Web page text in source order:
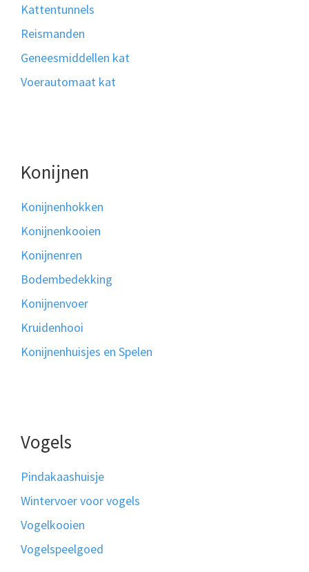
Kattentunnels
Reismanden
Geneesmiddellen kat
Voerautomaat kat
Konijnen
Konijnenhokken
Konijnenkooien
Konijnenren
Bodembedekking
Konijnenvoer
Kruidenhooi
Konijnenhuisjes en Spelen
Vogels
Pindakaashuisje
Wintervoer voor vogels
Vogelkooien
Vogelspeelgoed